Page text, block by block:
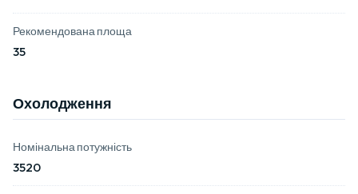
Рекомендована площа
35
Охолодження
Номінальна потужність
3520